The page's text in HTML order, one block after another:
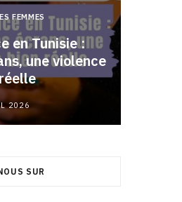
FEMMES
en Tunisie :
une violence
2026
SUR